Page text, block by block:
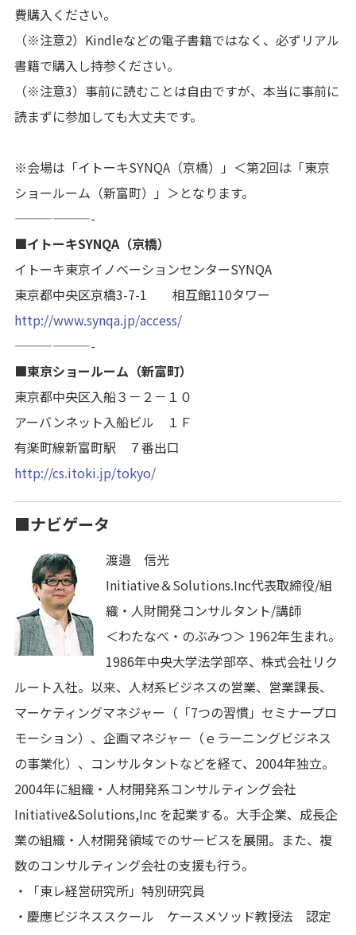
費購入ください。
（※注意2）Kindleなどの電子書籍ではなく、必ずリアル
書籍で購入し持参ください。
（※注意3）事前に読むことは自由ですが、本当に事前に
読まずに参加しても大丈夫です。
※会場は「イトーキSYNQA（京橋）」＜第2回は「東京
ショールーム（新富町）」＞となります。
——————-
■イトーキSYNQA（京橋）
イトーキ東京イノベーションセンターSYNQA
東京都中央区京橋3-7-1 相互館110タワー
http://www.synqa.jp/access/
——————-
■東京ショールーム（新富町）
東京都中央区入船３－２－１０
アーバンネット入船ビル １Ｆ
有楽町線新富町駅 ７番出口
http://cs.itoki.jp/tokyo/
■ナビゲータ
渡邉 信光
Initiative＆Solutions.Inc代表取締役/組
織・人財開発コンサルタント/講師
＜わたなべ・のぶみつ＞ 1962年生まれ。
1986年中央大学法学部卒、株式会社リク
ルート入社。以来、人材系ビジネスの営業、営業課長、
マーケティングマネジャー（「7つの習慣」セミナープロ
モーション）、企画マネジャー（ｅラーニングビジネス
の事業化）、コンサルタントなどを経て、2004年独立。
2004年に組織・人材開発系コンサルティング会社
Initiative&Solutions,Inc を起業する。大手企業、成長企
業の組織・人材開発領域でのサービスを展開。また、複
数のコンサルティング会社の支援も行う。
・「東レ経営研究所」特別研究員
・慶應ビジネススクール ケースメソッド教授法 認定